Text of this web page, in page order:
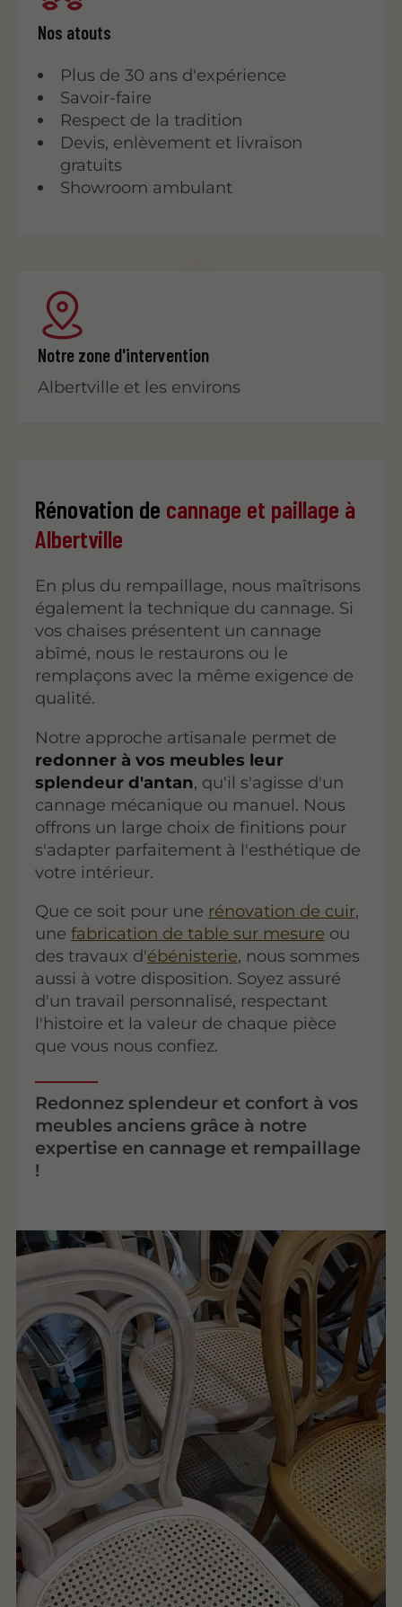
Nos atouts
Plus de 30 ans d'expérience
Savoir-faire
Respect de la tradition
Devis, enlèvement et livraison
gratuits
Showroom ambulant
Notre zone d'intervention
Albertville et les environs
Rénovation de cannage et paillage à
Albertville
En plus du rempaillage, nous maîtrisons
également la technique du cannage. Si
vos chaises présentent un cannage
abîmé, nous le restaurons ou le
remplaçons avec la même exigence de
qualité.
Notre approche artisanale permet de
redonner à vos meubles leur
splendeur d'antan, qu'il s'agisse d'un
cannage mécanique ou manuel. Nous
offrons un large choix de finitions pour
s'adapter parfaitement à l'esthétique de
votre intérieur.
Que ce soit pour une rénovation de cuir,
une fabrication de table sur mesure ou
des travaux d'ébénisterie, nous sommes
aussi à votre disposition. Soyez assuré
d'un travail personnalisé, respectant
l'histoire et la valeur de chaque pièce
que vous nous confiez.
Redonnez splendeur et confort à vos
meubles anciens grâce à notre
expertise en cannage et rempaillage
!